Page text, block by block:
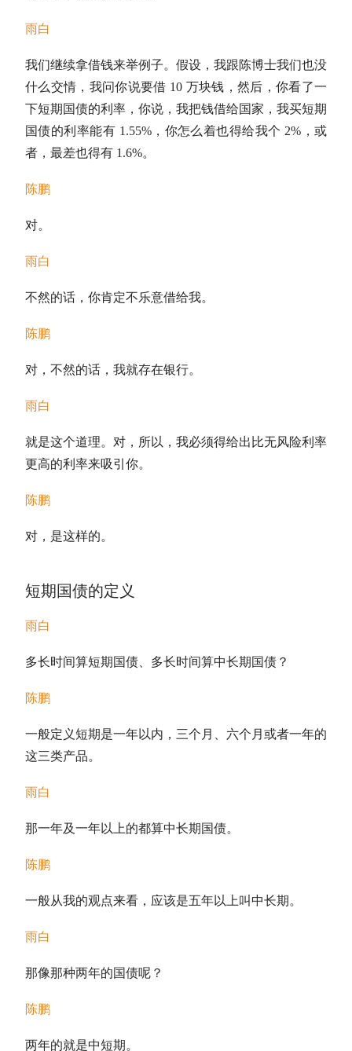
雨白
我们继续拿借钱来举例子。假设，我跟陈博士我们也没
什么交情，我问你说要借 10 万块钱，然后，你看了一
下短期国债的利率，你说，我把钱借给国家，我买短期
国债的利率能有 1.55%，你怎么着也得给我个 2%，或
者，最差也得有 1.6%。
陈鹏
对。
雨白
不然的话，你肯定不乐意借给我。
陈鹏
对，不然的话，我就存在银行。
雨白
就是这个道理。对，所以，我必须得给出比无风险利率
更高的利率来吸引你。
陈鹏
对，是这样的。
短期国债的定义
雨白
多长时间算短期国债 、多长时间算中长期 国债 ？
陈鹏
一般定义短期是一年以内，三个月、六个月或者一年的
这三类产品。
雨白
那一年及一年以上的都算中长期 国债。
陈鹏
一般从我的观点来看，应该是五年以上叫中长期。
雨白
那像那种两年的国债呢？
陈鹏
两年的就是中短期。